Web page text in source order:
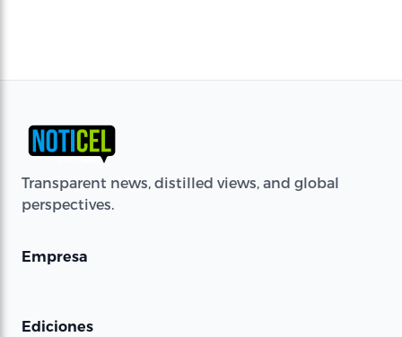
Transparent news, distilled views, and global
perspectives.
Empresa
Ediciones